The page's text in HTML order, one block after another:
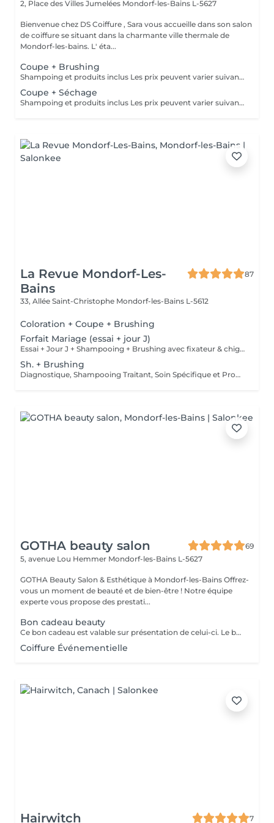
2, Place des Villes Jumelées Mondorf-les-Bains L-5627
Bienvenue chez DS Coiffure , Sara vous accueille dans son salon
de coiffure se situant dans la charmante ville thermale de
Mondorf-les-bains. L' éta...
Coupe + Brushing
Shampoing et produits inclus Les prix peuvent varier suivant la quantité de travail
Coupe + Séchage
Shampoing et produits inclus Les prix peuvent varier suivant la quantité de travail
La Revue Mondorf-Les-
Bains
87
33, Allée Saint-Christophe Mondorf-les-Bains L-5612
Coloration + Coupe + Brushing
Forfait Mariage (essai + jour J)
Essai + Jour J + Shampooing + Brushing avec fixateur & chignon
Sh. + Brushing
Diagnostique, Shampooing Traitant, Soin Spécifique et Produits Coiffants inclus
GOTHA beauty salon
69
5, avenue Lou Hemmer Mondorf-les-Bains L-5627
GOTHA Beauty Salon & Esthétique à Mondorf-les-Bains Offrez-
vous un moment de beauté et de bien-être ! Notre équipe
experte vous propose des prestati...
Bon cadeau beauty
Ce bon cadeau est valable sur présentation de celui-ci. Le bénéficiaire pourra librement choisir les prestations de son choix, selon ses envies et ses besoins, dans la limite du montant indiqué. Les bons cadeaux sont valables pendant une durée d’un an à compter de leur date d’émission. Pour les entreprises et les professionnels, nous proposons également des bons cadeaux personnalisés, préparés sur demande et disponibles au retrait directement au salon.
Coiffure Événementielle
Hairwitch 7